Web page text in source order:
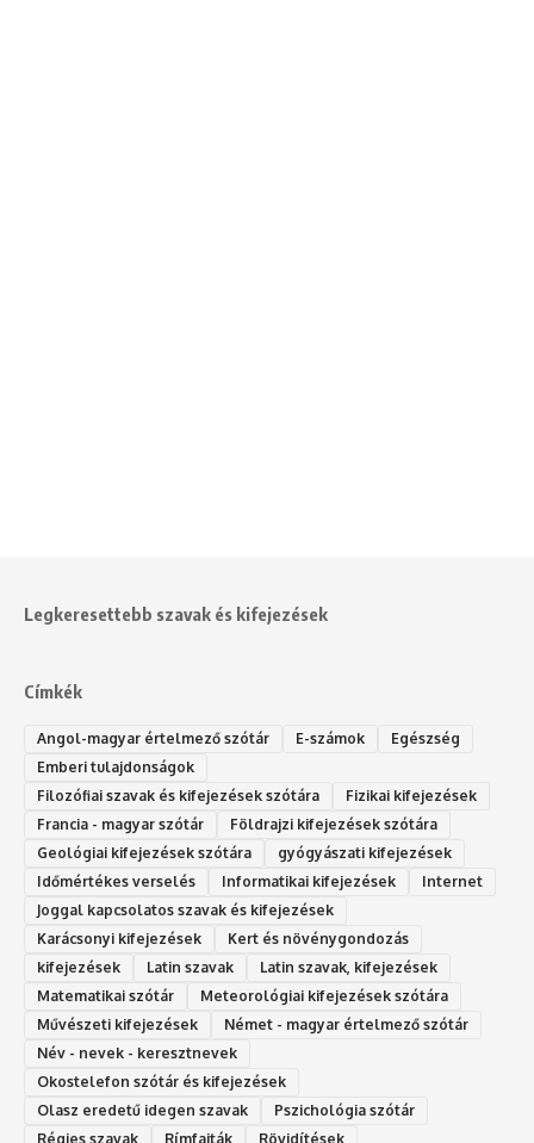
Legkeresettebb szavak és kifejezések
Címkék
Angol-magyar értelmező szótár E-számok
Egészség
Emberi tulajdonságok
Filozófiai szavak és kifejezések szótára
Fizikai kifejezések
Francia - magyar szótár
Földrajzi kifejezések szótára
Geológiai kifejezések szótára
gyógyászati kifejezések
Időmértékes verselés
Informatikai kifejezések
Internet
Joggal kapcsolatos szavak és kifejezések
Karácsonyi kifejezések
Kert és növénygondozás
kifejezések
Latin szavak
Latin szavak, kifejezések
Matematikai szótár
Meteorológiai kifejezések szótára
Művészeti kifejezések
Német - magyar értelmező szótár
Név - nevek - keresztnevek
Okostelefon szótár és kifejezések
Olasz eredetű idegen szavak
Ps‮gólohciz‬ia s‮átóz‬r
Régies szavak
Rímfajták Rövidítések